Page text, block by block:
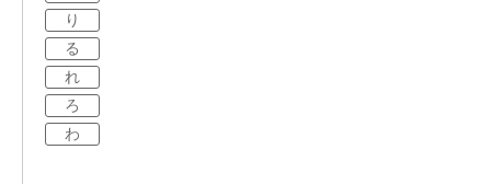
り
る
れ
ろ
わ